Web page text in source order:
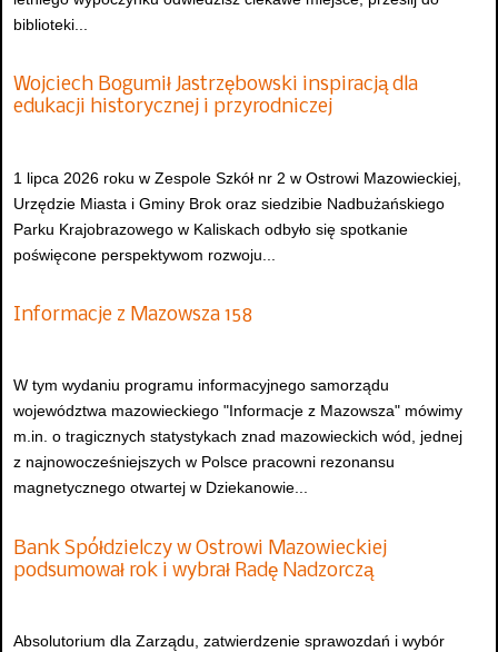
biblioteki...
Wojciech Bogumił Jastrzębowski inspiracją dla
edukacji historycznej i przyrodniczej
1 lipca 2026 roku w Zespole Szkół nr 2 w Ostrowi Mazowieckiej,
Urzędzie Miasta i Gminy Brok oraz siedzibie Nadbużańskiego
Parku Krajobrazowego w Kaliskach odbyło się spotkanie
poświęcone perspektywom rozwoju...
Informacje z Mazowsza 158
W tym wydaniu programu informacyjnego samorządu
województwa mazowieckiego "Informacje z Mazowsza" mówimy
m.in. o tragicznych statystykach znad mazowieckich wód, jednej
z najnowocześniejszych w Polsce pracowni rezonansu
magnetycznego otwartej w Dziekanowie...
Bank Spółdzielczy w Ostrowi Mazowieckiej
podsumował rok i wybrał Radę Nadzorczą
Absolutorium dla Zarządu, zatwierdzenie sprawozdań i wybór